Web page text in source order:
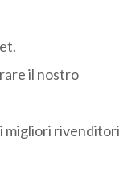
il nostro
migliori rivenditori